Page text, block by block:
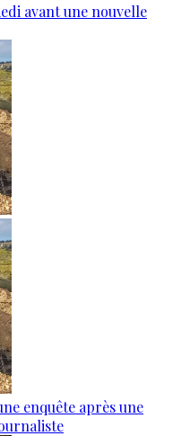
avant une nouvelle
enquête après une